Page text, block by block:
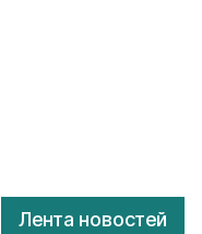
Лента новостей